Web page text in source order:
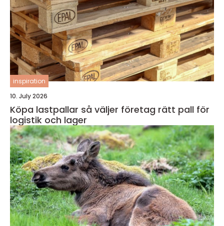
inspiration
10. July 2026
Köpa lastpallar så väljer företag rätt pall för
logistik och lager